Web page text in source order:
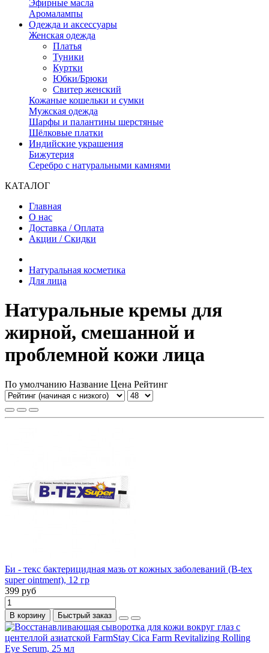
Эфирные масла
Аромалампы
Одежда и аксессуары
Женская одежда
Платья
Туники
Куртки
Юбки/Брюки
Свитер женский
Кожаные кошельки и сумки
Мужская одежда
Шарфы и палантины шерстяные
Шёлковые платки
Индийские украшения
Бижутерия
Серебро с натуральными камнями
КАТАЛОГ
Главная
О нас
Доставка / Оплата
Акции / Скидки
Натуральная косметика
Для лица
Натуральные кремы для
жирной, смешанной и
проблемной кожи лица
По умолчанию Название Цена Рейтинг
Би - текс бактерицидная мазь от кожных заболеваний (B-tex
super ointment), 12 гр
399 руб
В корзину Быстрый заказ